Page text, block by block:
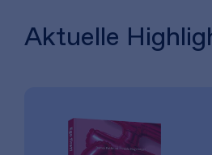
Aktuelle